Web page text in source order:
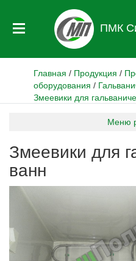
ПМК
Главная / Продукция /
оборудования /
Змеевики для
Меню
Змеевики для
ванн